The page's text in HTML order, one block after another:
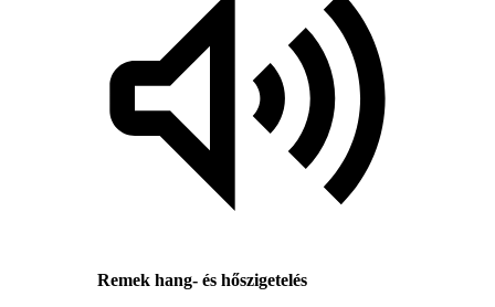
Remek hang- és hőszigetelés